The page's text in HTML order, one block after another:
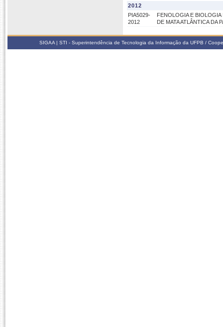
2012
PIA5029-
2012
FENOLOGIA E
DE MATA ATLÂNTICA DA
SIGAA | STI - Superintendência de Tecnologia da Informação da UFPB /